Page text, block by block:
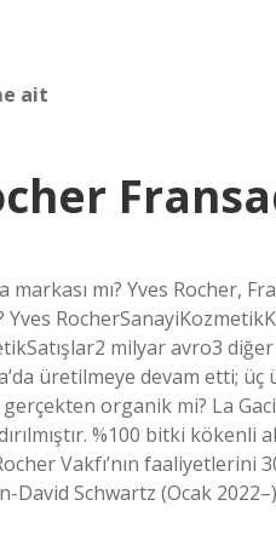
ait
markası mı? Yves Rocher,
Yves
milyar avro3
üretilmeye devam etti;
gerçekten organik mi? La
%100 bitki
Vakfı’nın
David Schwartz (Ocak